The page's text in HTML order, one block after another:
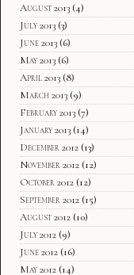
August 2013 (4)
July 2013 (3)
June 2013 (6)
May 2013 (6)
April 2013 (8)
March 2013 (9)
February 2013 (7)
January 2013 (14)
December 2012 (13)
November 2012 (12)
October 2012 (12)
September 2012 (15)
August 2012 (10)
July 2012 (9)
June 2012 (16)
May 2012 (14)